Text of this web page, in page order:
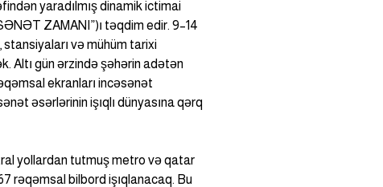
yaradılmış dinamik ictimai
ZAMANI”)ı təqdim edir. 9–14
və mühüm tarixi
Altı gün ərzində şəhərin adətən
ekranları incəsənət
əsərlərinin işıqlı dünyasına qərq
yollardan tutmuş metro və qatar
rəqəmsal bilbord işıqlanacaq. Bu